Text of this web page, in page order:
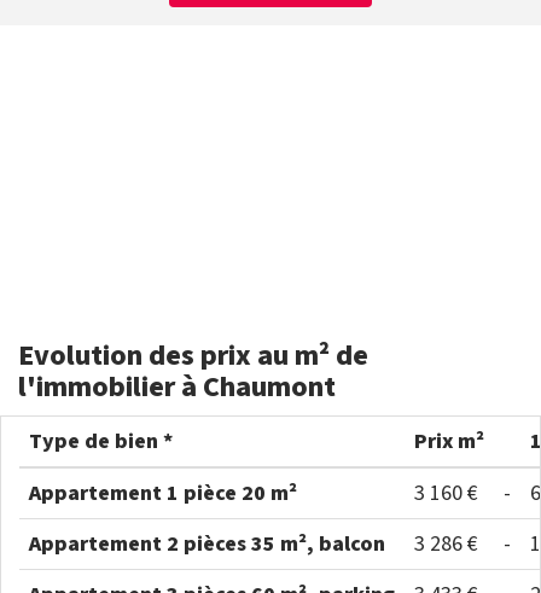
Evolution des prix au m² de
l'immobilier à Chaumont
Type de bien * Prix m²
Appartement 1 pièce 20 m²
3 160 € -
Appartement 2 pièces 35 m², balcon
3 286 € -